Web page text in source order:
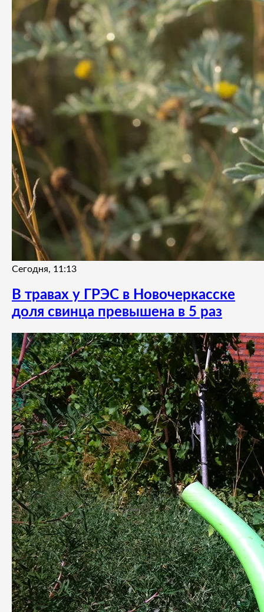
Сегодня, 11:13
В травах у ГРЭС в Новочеркасске
доля свинца превышена в 5 раз